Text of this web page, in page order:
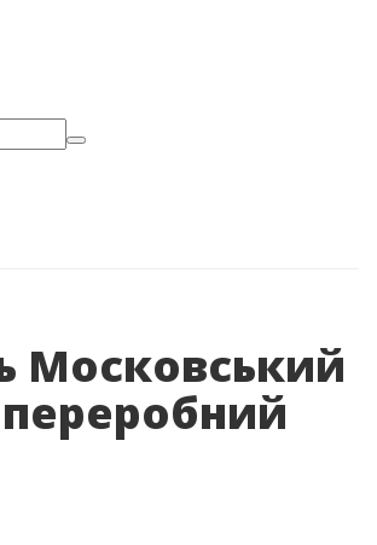
Московський